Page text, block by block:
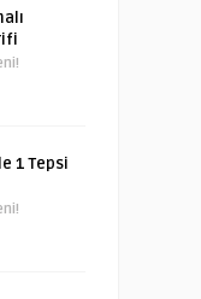
1 Tepsi